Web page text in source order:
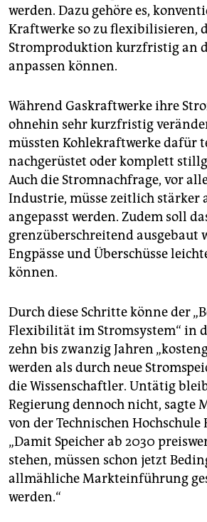
werden. Dazu gehöre es,
Kraftwerke so zu flexibilisieren,
Stromproduktion kurzfristig an
anpassen können.
Während Gaskraftwerke ihre
ohnehin sehr kurzfristig
müssten Kohlekraftwerke dafür
nachgerüstet oder komplett
Auch die Stromnachfrage, vor
Industrie, müsse zeitlich stärker
angepasst werden. Zudem soll
grenzüberschreitend ausgebaut
Engpässe und Überschüsse
können.
Durch diese Schritte könne der
Flexibilität im Stromsystem“ in
zehn bis zwanzig Jahren
werden als durch neue
die Wissenschaftler. Untätig
Regierung dennoch nicht, sagte
von der Technischen Hochschule
„Damit Speicher ab 2030
stehen, müssen schon jetzt
allmähliche Markteinführung
werden.“